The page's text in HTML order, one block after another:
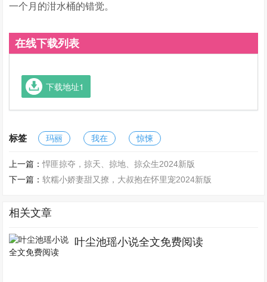
一个月的泔水桶的错觉。
在线下载列表
下载地址1
标签 玛丽 我在 惊悚
上一篇：悍匪掠夺，掠天、掠地、掠众生2024新版
下一篇：软糯小娇妻甜又撩，大叔抱在怀里宠2024新版
相关文章
叶尘池瑶小说全文免费阅读